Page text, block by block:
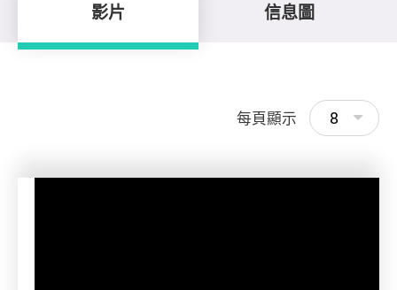
影片 信息圖
每頁顯示 8